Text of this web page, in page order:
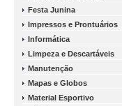
Festa Junina
Impressos e Prontuários
Informática
Limpeza e Descartáveis
Manutenção
Mapas e Globos
Material Esportivo